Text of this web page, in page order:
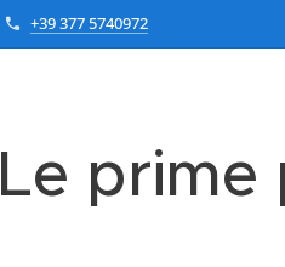
+39 377 5740972
Le prime